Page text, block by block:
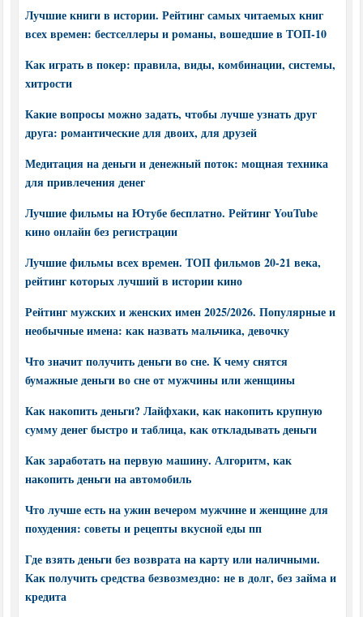
Лучшие книги в истории. Рейтинг самых читаемых книг
всех времен: бестселлеры и романы, вошедшие в ТОП-10
Как играть в покер: правила, виды, комбинации, системы,
хитрости
Какие вопросы можно задать, чтобы лучше узнать друг
друга: романтические для двоих, для друзей
Медитация на деньги и денежный поток: мощная техника
для привлечения денег
Лучшие фильмы на Ютубе бесплатно. Рейтинг YouTube
кино онлайн без регистрации
Лучшие фильмы всех времен. ТОП фильмов 20-21 века,
рейтинг которых лучший в истории кино
Рейтинг мужских и женских имен 2025/2026. Популярные и
необычные имена: как назвать мальчика, девочку
Что значит получить деньги во сне. К чему снятся
бумажные деньги во сне от мужчины или женщины
Как накопить деньги? Лайфхаки, как накопить крупную
сумму денег быстро и таблица, как откладывать деньги
Как заработать на первую машину. Алгоритм, как
накопить деньги на автомобиль
Что лучше есть на ужин вечером мужчине и женщине для
похудения: советы и рецепты вкусной еды пп
Где взять деньги без возврата на карту или наличными.
Как получить средства безвозмездно: не в долг, без займа и
кредита